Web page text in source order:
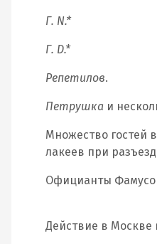
Г. N.*
Г. D.*
Репетилов.
Петрушка и
Множество гостей
лакеев при
Официанты
Действие в Москве